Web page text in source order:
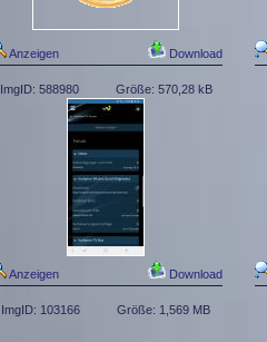
Anzeigen Download
ImgID: 588980 Größe: 570,28 kB
Anzeigen Download
ImgID: 103166 Größe: 1,569 MB